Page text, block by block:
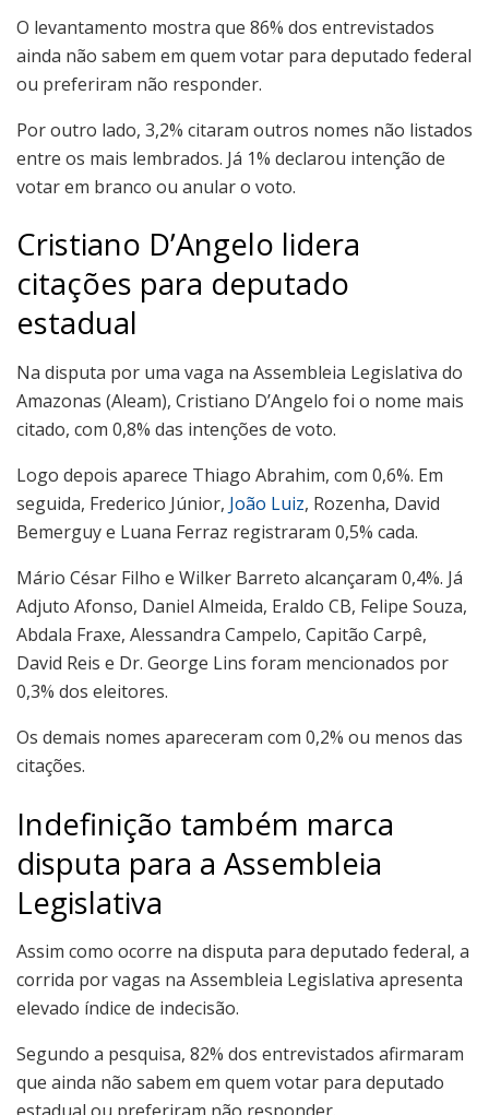
O levantamento mostra que 86% dos entrevistados
ainda não sabem em quem votar para deputado federal
ou preferiram não responder.
Por outro lado, 3,2% citaram outros nomes não listados
entre os mais lembrados. Já 1% declarou intenção de
votar em branco ou anular o voto.
Cristiano D’Angelo lidera
citações para deputado
estadual
Na disputa por uma vaga na Assembleia Legislativa do
Amazonas (Aleam), Cristiano D’Angelo foi o nome mais
citado, com 0,8% das intenções de voto.
Logo depois aparece Thiago Abrahim, com 0,6%. Em
seguida, Frederico Júnior, João Luiz, Rozenha, David
Bemerguy e Luana Ferraz registraram 0,5% cada.
Mário César Filho e Wilker Barreto alcançaram 0,4%. Já
Adjuto Afonso, Daniel Almeida, Eraldo CB, Felipe Souza,
Abdala Fraxe, Alessandra Campelo, Capitão Carpê,
David Reis e Dr. George Lins foram mencionados por
0,3% dos eleitores.
Os demais nomes apareceram com 0,2% ou menos das
citações.
Indefinição também marca
disputa para a Assembleia
Legislativa
Assim como ocorre na disputa para deputado federal, a
corrida por vagas na Assembleia Legislativa apresenta
elevado índice de indecisão.
Segundo a pesquisa, 82% dos entrevistados afirmaram
que ainda não sabem em quem votar para deputado